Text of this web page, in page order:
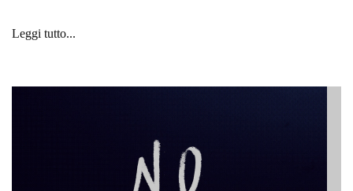
Leggi tutto...